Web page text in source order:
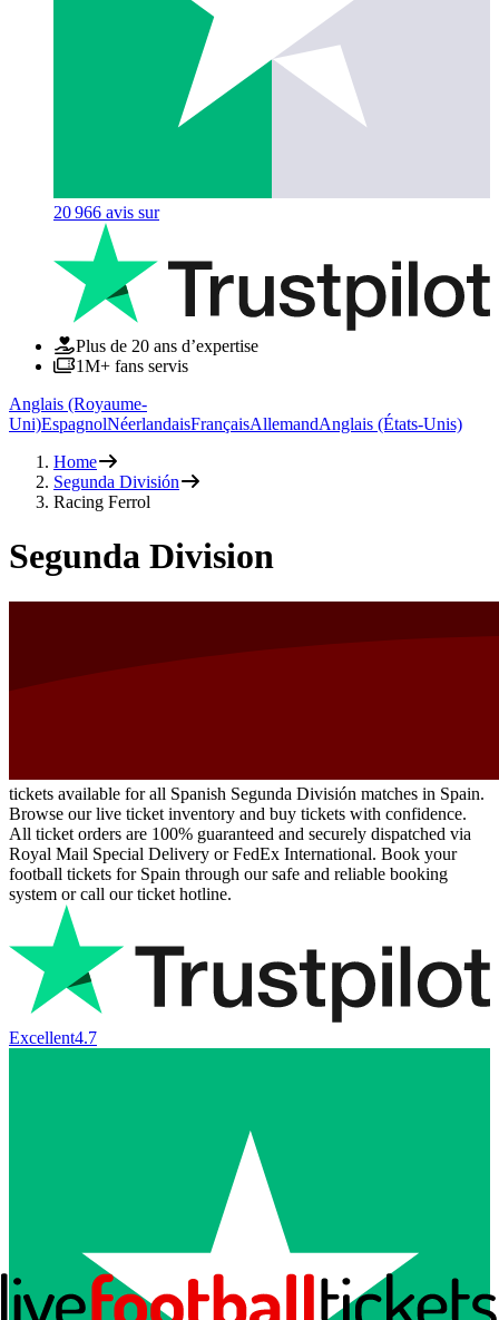
20 966 avis sur
Plus de 20 ans d’expertise
1M+ fans servis
Anglais (Royaume-
Uni)EspagnolNéerlandaisFrançaisAllemandAnglais (États-Unis)
Home
Segunda División
Racing Ferrol
Segunda Division
tickets available for all Spanish Segunda División matches in Spain.
Browse our live ticket inventory and buy tickets with confidence.
All ticket orders are 100% guaranteed and securely dispatched via
Royal Mail Special Delivery or FedEx International. Book your
football tickets for Spain through our safe and reliable booking
system or call our ticket hotline.
Excellent4.7